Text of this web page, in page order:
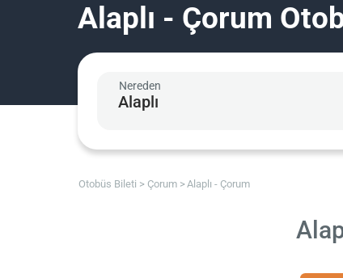
Alaplı - Çorum
Nereden
Otobüs Bileti Çorum Alaplı - Çorum